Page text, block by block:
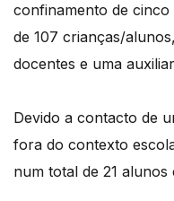
confinamento de
de 107 crianças/
docentes e uma
Devido a contacto de
fora do contexto
num total de 21 alunos